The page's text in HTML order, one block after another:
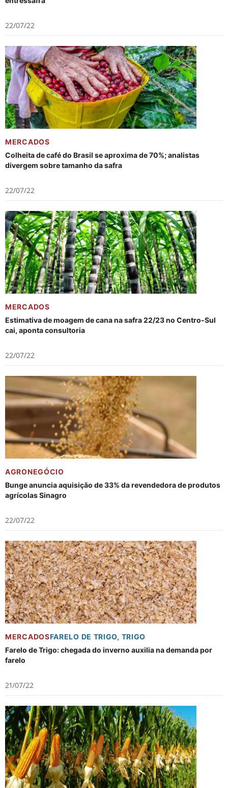
22/07/22
MERCADOS
Colheita de café do Brasil se aproxima de 70%; analistas
divergem sobre tamanho da safra
22/07/22
MERCADOS
Estimativa de moagem de cana na safra 22/23 no Centro-Sul
cai, aponta consultoria
22/07/22
AGRONEGÓCIO
Bunge anuncia aquisição de 33% da revendedora de produtos
agrícolas Sinagro
22/07/22
MERCADOSFARELO DE TRIGO, TRIGO
Farelo de Trigo: chegada do inverno auxilia na demanda por
farelo
21/07/22